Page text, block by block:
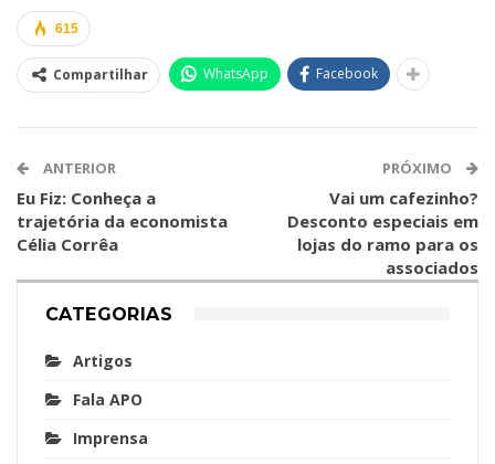
615
Compartilhar WhatsApp Facebook
ANTERIOR
Eu Fiz: Conheça a
trajetória da economista
Célia Corrêa
PRÓXIMO
Vai um cafezinho?
Desconto especiais em
lojas do ramo para os
associados
CATEGORIAS
Artigos
Fala APO
Imprensa